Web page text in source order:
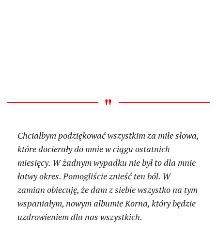
Chciałbym podziękować wszystkim za miłe słowa,
które docierały do mnie w ciągu ostatnich
miesięcy. W żadnym wypadku nie był to dla mnie
łatwy okres. Pomogliście znieść ten ból. W
zamian obiecuję, że dam z siebie wszystko na tym
wspaniałym, nowym albumie Korna, który będzie
uzdrowieniem dla nas wszystkich.